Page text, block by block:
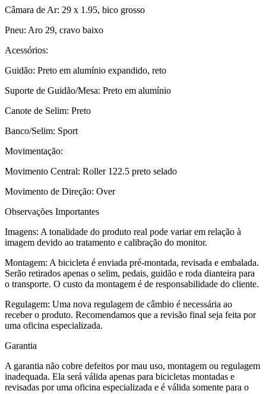
Câmara de Ar: 29 x 1.95, bico grosso
Pneu: Aro 29, cravo baixo
Acessórios:
Guidão: Preto em alumínio expandido, reto
Suporte de Guidão/Mesa: Preto em alumínio
Canote de Selim: Preto
Banco/Selim: Sport
Movimentação:
Movimento Central: Roller 122.5 preto selado
Movimento de Direção: Over
Observações Importantes
Imagens: A tonalidade do produto real pode variar em relação à
imagem devido ao tratamento e calibração do monitor.
Montagem: A bicicleta é enviada pré-montada, revisada e embalada.
Serão retirados apenas o selim, pedais, guidão e roda dianteira para
o transporte. O custo da montagem é de responsabilidade do cliente.
Regulagem: Uma nova regulagem de câmbio é necessária ao
receber o produto. Recomendamos que a revisão final seja feita por
uma oficina especializada.
Garantia
A garantia não cobre defeitos por mau uso, montagem ou regulagem
inadequada. Ela será válida apenas para bicicletas montadas e
revisadas por uma oficina especializada e é válida somente para o